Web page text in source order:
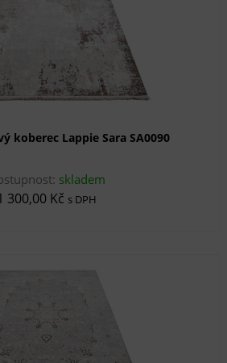
koberec Lappie Sara SA0090
skladem
300,00 Kč s DPH